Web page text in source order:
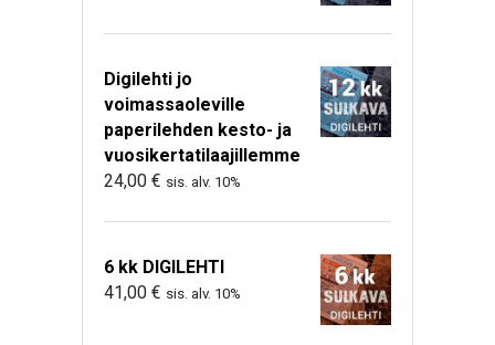
Digilehti jo
voimassaoleville
paperilehden kesto- ja
vuosikertatilaajillemme
24,00 € sis. alv. 10%
6 kk DIGILEHTI
41,00 € sis. alv. 10%